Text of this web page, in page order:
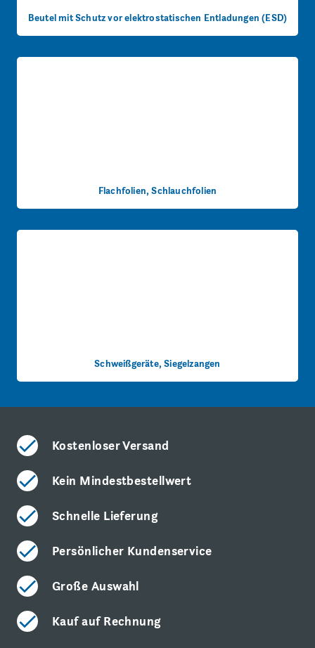
Beutel mit Schutz vor elektrostatischen Entladungen (ESD)
Flachfolien, Schlauchfolien
Schweißgeräte, Siegelzangen
Kostenloser Versand
Kein Mindestbestellwert
Schnelle Lieferung
Persönlicher Kundenservice
Große Auswahl
Kauf auf Rechnung